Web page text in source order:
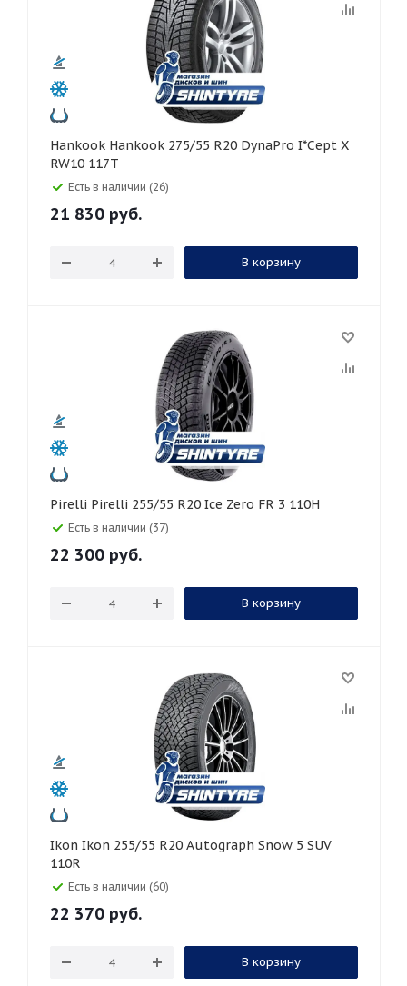
Hankook Hankook 275/55 R20 DynaPro I*Cept X
RW10 117T
Есть в наличии (26)
21 830 руб.
В корзину
Pirelli Pirelli 255/55 R20 Ice Zero FR 3 110H
Есть в наличии (37)
22 300 руб.
В корзину
Ikon Ikon 255/55 R20 Autograph Snow 5 SUV
110R
Есть в наличии (60)
22 370 руб.
В корзину